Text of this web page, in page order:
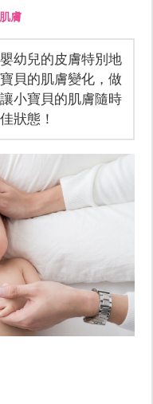
肌膚
幼兒的皮膚特別地
貝的肌膚變化，做
小寶貝的肌膚隨時
狀態！